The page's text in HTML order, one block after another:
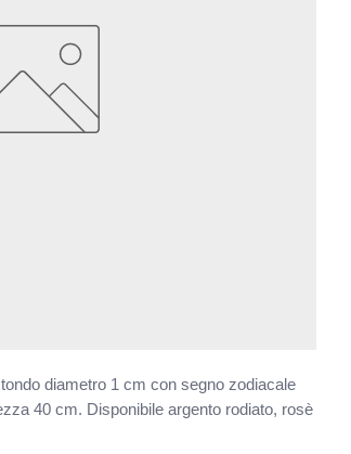
diametro 1 cm con segno zodiacale
40 cm. Disponibile argento rodiato, rosè